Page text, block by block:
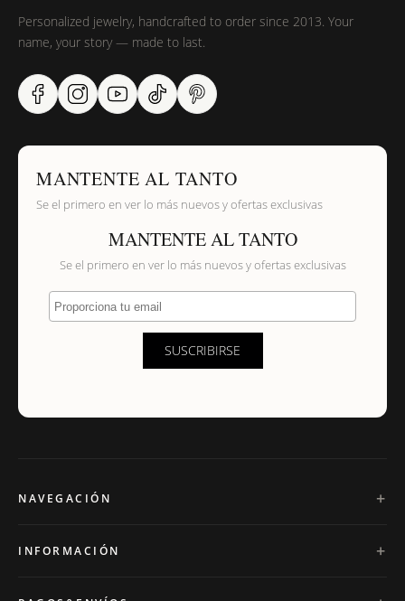
Personalized jewelry, handcrafted to order since 2013. Your
name, your story — made to last.
MANTENTE AL TANTO
Se el primero en ver lo más nuevos y ofertas exclusivas
MANTENTE AL TANTO
Se el primero en ver lo más nuevos y ofertas exclusivas
Proporciona tu email
SUSCRIBIRSE
NAVEGACIÓN
INFORMACIÓN